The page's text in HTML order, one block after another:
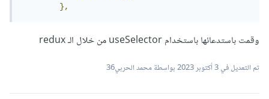
},
وقمت باستدعائها باستخدام useSelector من خلال الـ redux
تم التعديل في3 أكتوبر 2023 بواسطة محمد الحربي36